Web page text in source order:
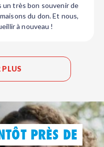
un très bon souvenir de
du don. Et nous,
à nouveau !
PLUS
PRÈS DE